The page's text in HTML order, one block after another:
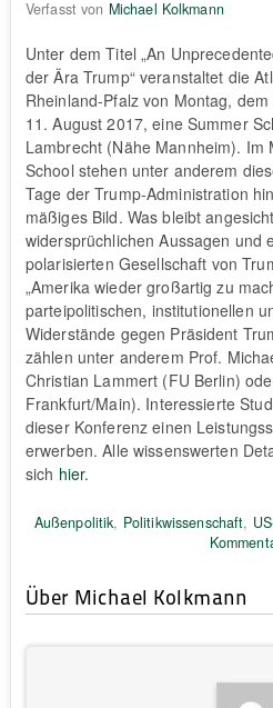
Verfasst von Michael Kolkmann
Unter dem Titel „An
der Ära Trump“ veranstaltet die
Rheinland-Pfalz von Montag,
11. August 2017, eine Summer
Lambrecht (Nähe Mannheim). Im
School stehen unter anderem
Tage der Trump-Administration
mäßiges Bild. Was bleibt
widersprüchlichen Aussagen und
polarisierten Gesellschaft von
„Amerika wieder großartig zu
parteipolitischen, institutionellen
Widerstände gegen Präsident
zählen unter anderem Prof.
Christian Lammert (FU Berlin)
Frankfurt/Main). Interessierte
dieser Konferenz einen
erwerben. Alle wissenswerten
sich hier.
Außenpolitik, Politikwissenschaft,
Über Michael Kolkmann